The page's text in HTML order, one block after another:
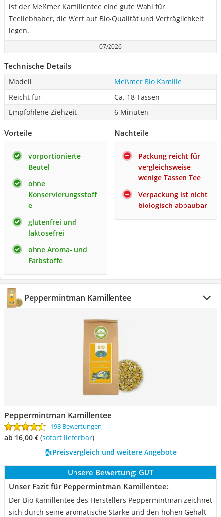
ist der Meßmer Kamillentee eine gute Wahl für
Teeliebhaber, die Wert auf Bio-Qualität und Verträglichkeit
legen.
07/2026
Technische Details
Modell
Meßmer Bio Kamille
Reicht für
Ca. 18 Tassen
Empfohlene Ziehzeit
6 Minuten
Vorteile
vorportionierte
Beutel
ohne
Konservierungsstoff
e
glutenfrei und
laktosefrei
ohne Aroma- und
Farbstoffe
Nachteile
Packung reicht für
vergleichsweise
wenige Tassen Tee
Verpackung ist nicht
biologisch abbaubar
Peppermintman Kamillentee
Peppermintman Kamillentee
198 Bewertungen
ab 16,00 € ( Sofort lieferbar)
Preisvergleich und weitere Angebote
Unsere Bewertung: GUT
Unser Fazit für Peppermintman Kamillentee:
Der Bio Kamillentee des Herstellers Peppermintman zeichnet
sich durch seine aromatische Stärke und den hohen Gehalt